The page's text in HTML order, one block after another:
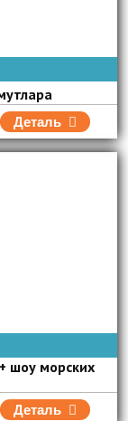
Деталь
шоу морских
Деталь